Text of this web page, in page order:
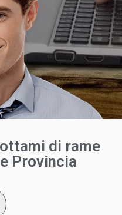
di rame
Provincia